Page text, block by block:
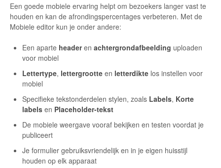
Een goede mobiele ervaring helpt om bezoekers langer vast te
houden en kan de afrondingspercentages verbeteren. Met de
Mobiele editor kun je onder andere:
Een aparte headeren achtergrondafbeelding uploaden
voor mobiel
Lettertype, lettergrootte en letterdikte los instellen voor
mobiel
Specifieke tekstonderdelen stylen, zoals Labels, Korte
labels en Placeholder-tekst
De mobiele weergave vooraf bekijken en testen voordat je
publiceert
Je formulier gebruiksvriendelijk en in je eigen huisstijl
houden op elk apparaat